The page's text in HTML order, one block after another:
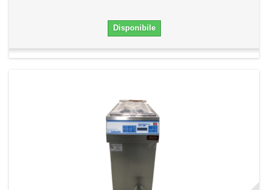
Disponibile